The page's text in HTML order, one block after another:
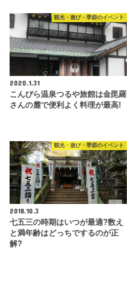
観光・遊び・季節のイベント
2020.1.31
こんぴら温泉つるや旅館は金毘羅
さんの麓で便利よく料理が最高!
観光・遊び・季節のイベント
2018.10.3
七五三の時期はいつが最適?数え
と満年齢はどっちでするのが正
解?